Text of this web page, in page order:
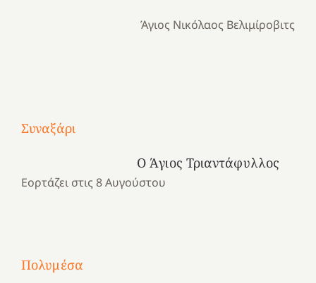
Άγιος Νικόλαος Βελιμίροβιτς
Συναξάρι
Ο Άγιος Τριαντάφυλλος
Εορτάζει στις 8 Αυγούστου
Πολυμέσα
χρονιά
καλοκαίρι
Αγωνίστριες
Αθηνών
καρδιά
“Ερυθρός
Αγωνίστριες
Αθηνών
στιγμές
Ελληνικό
Αγωνίστριες
Αθηνών
χρόνια
καρτερούμεν»